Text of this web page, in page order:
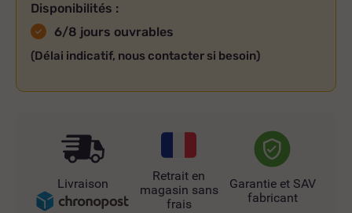
Disponibilités :
6/8 jours ouvrables
(Délai indicatif, nous contacter si besoin)
Livraison
Retrait en
magasin sans
frais
Garantie et SAV
fabricant